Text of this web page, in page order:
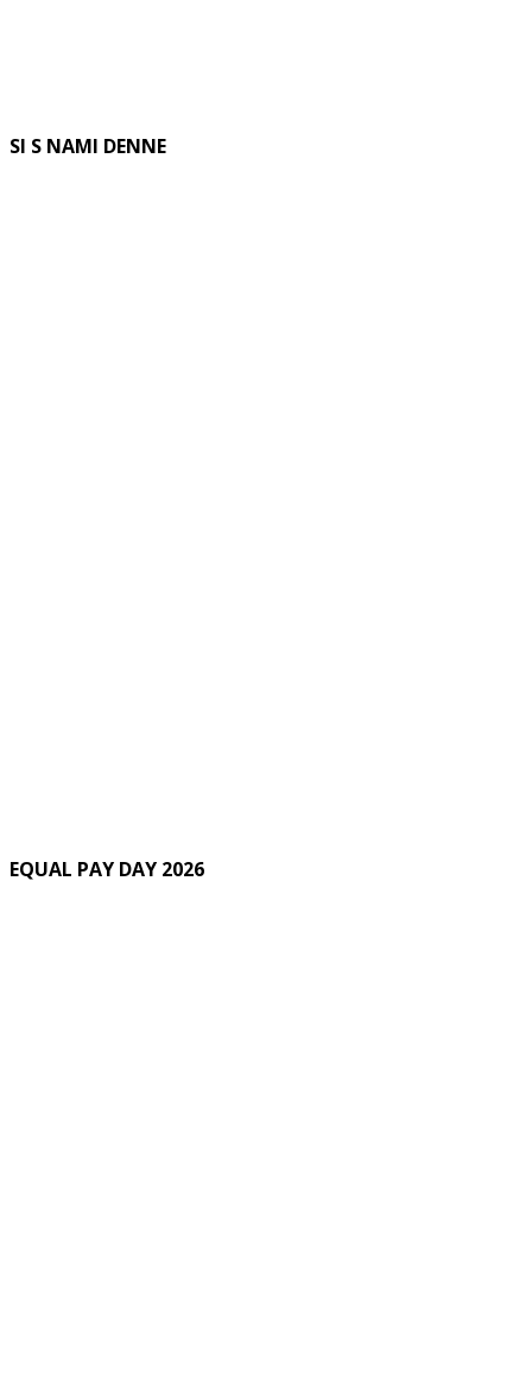
SI S NAMI DENNE
EQUAL PAY DAY 2026